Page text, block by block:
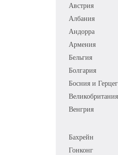
Австрия
Албания
Андорра
Армения
Бельгия
Болгария
Босния и
Великобритания
Венгрия
Бахрейн
Гонконг